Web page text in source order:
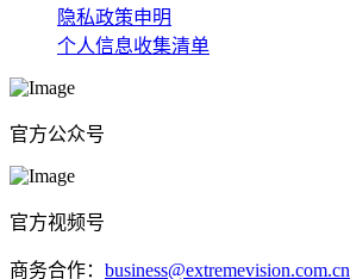
隐私政策申明
个人信息收集清单
官方公众号
官方视频号
商务合作： business@extremevision.com.cn